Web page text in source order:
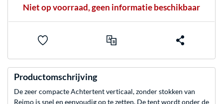
Niet op voorraad, geen informatie beschikbaar
Productomschrijving
De zeer compacte Achtertent verticaal, zonder stokken van
Reimo is snel en eenvoudig op te zetten. De tent wordt onder de